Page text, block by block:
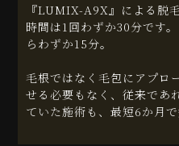
『LUMIX-A9X』による脱
時間は1回わずか30分です
らわずか15分。
毛根ではなく毛包にアプロ
せる必要もなく、従来であ
ていた施術も、最短6か月で